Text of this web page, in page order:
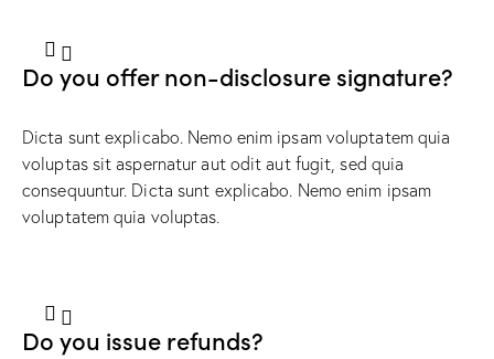
Do you offer non-disclosure signature?
Dicta sunt explicabo. Nemo enim ipsam voluptatem quia
voluptas sit aspernatur aut odit aut fugit, sed quia
consequuntur. Dicta sunt explicabo. Nemo enim ipsam
voluptatem quia voluptas.
Do you issue refunds?